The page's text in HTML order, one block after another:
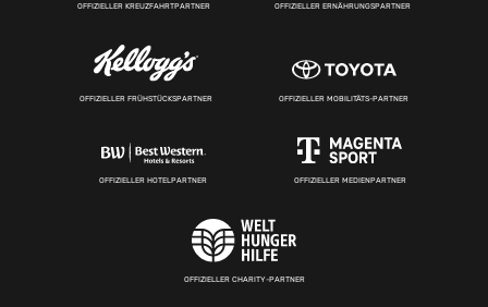
OFFIZIELLER KREUZFAHRTPARTNER OFFIZIELLER ERNÄHRUNGSPARTNER
OFFIZIELLER FRÜHSTÜCKSPARTNER OFFIZIELLER MOBILITÄTS-PARTNER
OFFIZIELLER HOTELPARTNER OFFIZIELLER MEDIENPARTNER
OFFIZIELLER CHARITY-PARTNER